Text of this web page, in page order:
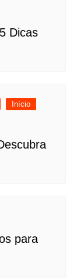
Dicas
Início
para